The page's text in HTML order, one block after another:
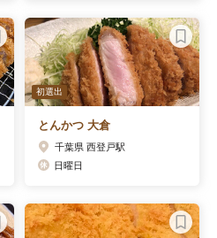
初選出
とんかつ 大倉
千葉県 西登戸駅
日曜日